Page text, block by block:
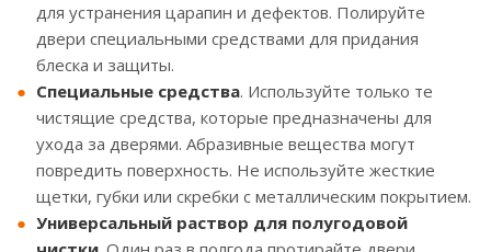
для устранения царапин и дефектов. Полируйте
двери специальными средствами для придания
блеска и защиты.
Специальные средства. Используйте только те
чистящие средства, которые предназначены для
ухода за дверями. Абразивные вещества могут
повредить поверхность. Не используйте жесткие
щетки, губки или скребки с металлическим покрытием.
Универсальный раствор для полугодовой